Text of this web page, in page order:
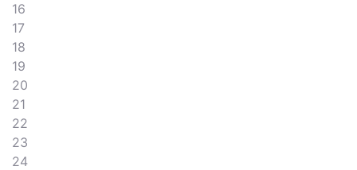
16
17
18
19
20
21
22
23
24